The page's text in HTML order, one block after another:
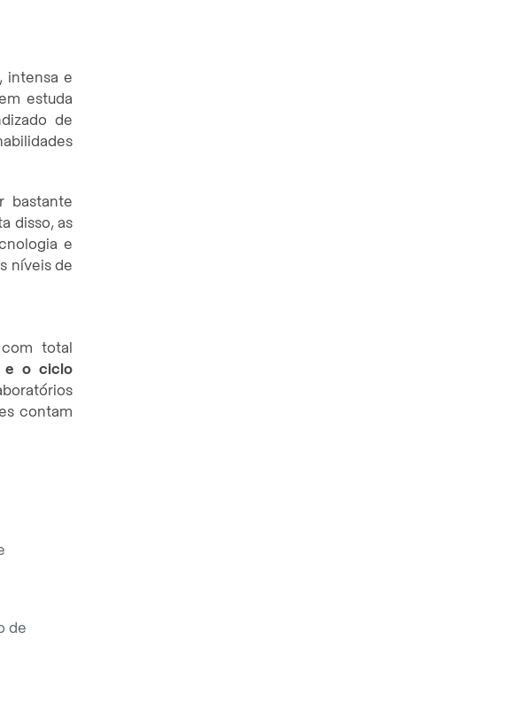
intensa e
estuda
de
bastante
disso, as
e
níveis de
total
e o ciclo
contam
de